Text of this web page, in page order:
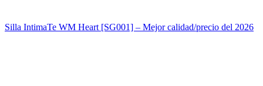
Silla IntimaTe WM Heart [SG001] – Mejor calidad/precio del 2026